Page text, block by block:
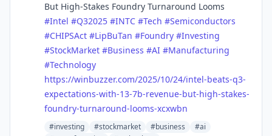
But High-Stakes Foundry Turnaround Looms
#Intel #Q32025 #INTC #Tech #Semiconductors
#CHIPSAct #LipBuTan #Foundry #Investing
#StockMarket #Business #AI #Manufacturing
#Technology
https://winbuzzer.com/2025/10/24/intel-beats-q3-
expectations-with-13-7b-revenue-but-high-stakes-
foundry-turnaround-looms-xcxwbn
#investing #stockmarket #business
#ai